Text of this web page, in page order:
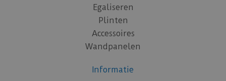
Egaliseren
Plinten
Accessoires
Wandpanelen
Informatie